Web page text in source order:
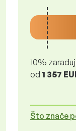
10%
od 1 357
Što znače